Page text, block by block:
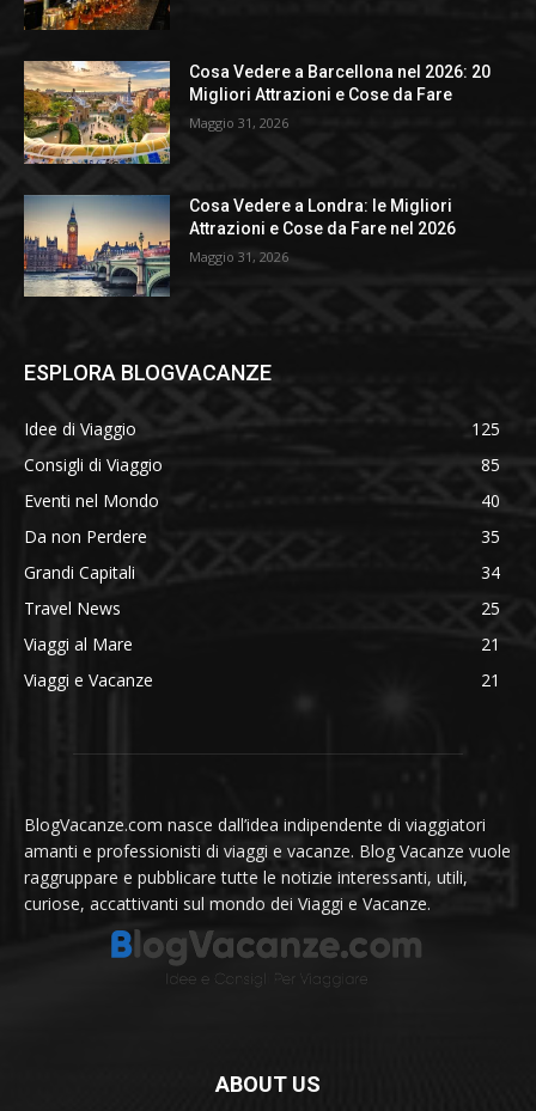
Cosa Vedere a Barcellona nel 2026: 20
Migliori Attrazioni e Cose da Fare
Maggio 31, 2026
Cosa Vedere a Londra: le Migliori
Attrazioni e Cose da Fare nel 2026
Maggio 31, 2026
ESPLORA BLOGVACANZE
Idee di Viaggio
125
Consigli di Viaggio
85
Eventi nel Mondo
40
Da non Perdere
35
Grandi Capitali
34
Travel News
25
Viaggi al Mare
21
Viaggi e Vacanze
21
BlogVacanze.com nasce dall’idea indipendente di viaggiatori
amanti e professionisti di viaggi e vacanze. Blog Vacanze vuole
raggruppare e pubblicare tutte le notizie interessanti, utili,
curiose, accattivanti sul mondo dei Viaggi e Vacanze.
ABOUT US